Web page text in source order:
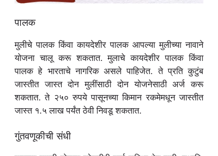
पालक
मुलीचे पालक किंवा कायदेशीर पालक आपल्या मुलीच्या नावाने
योजना चालू करू शकतात. मुलाचे कायदेशीर पालक किंवा
पालक हे भारताचे नागरिक असले पाहिजेत. ते प्रति कुटुंब
जास्तीत जास्त दोन मुलींसाठी दोन योजनेसाठी अर्ज करू
शकतात. ते २५० रुपये पासूनच्या किमान रकमेमधून जास्तीत
जास्त १.५ लाख पर्यंत ठेवी निवडू शकतात.
गुंतवणूकीची संधी